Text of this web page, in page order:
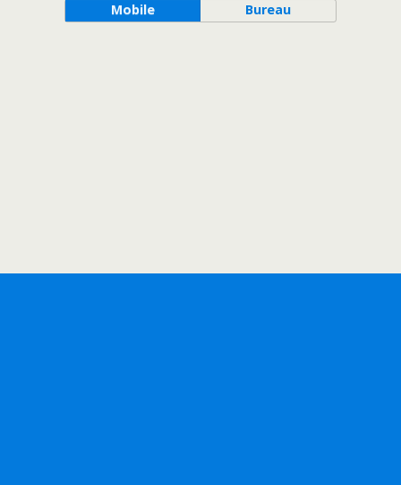
Mobile Bureau